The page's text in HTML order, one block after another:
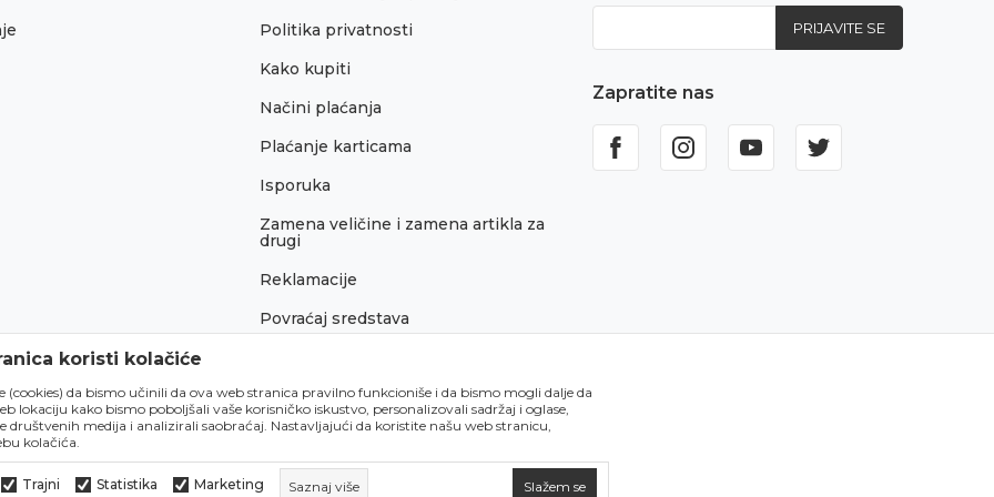
Politika privatnosti
Kako kupiti
Načini plaćanja
Plaćanje karticama
Isporuka
Zamena veličine i zamena artikla za
drugi
Reklamacije
Povraćaj sredstava
PRIJAVITE SE
Zapratite nas
koristi kolačiće
(cookies) da bismo učinili da ova web stranica pravilno funkcioniše i da bismo mogli dalje da
lokaciju kako bismo poboljšali vaše korisničko iskustvo, personalizovali sadržaj i oglase,
društvenih medija i analizirali saobraćaj. Nastavljajući da koristite našu web stranicu,
kolačića.
Trajni Statistika Marketing Saznaj više Slažem se